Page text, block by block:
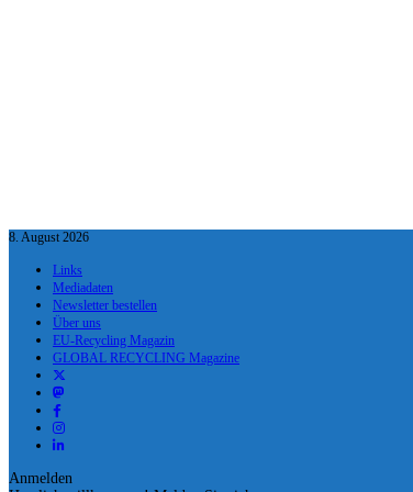
8. August 2026
Links
Mediadaten
Newsletter bestellen
Über uns
EU-Recycling Magazin
GLOBAL RECYCLING Magazine
Anmelden